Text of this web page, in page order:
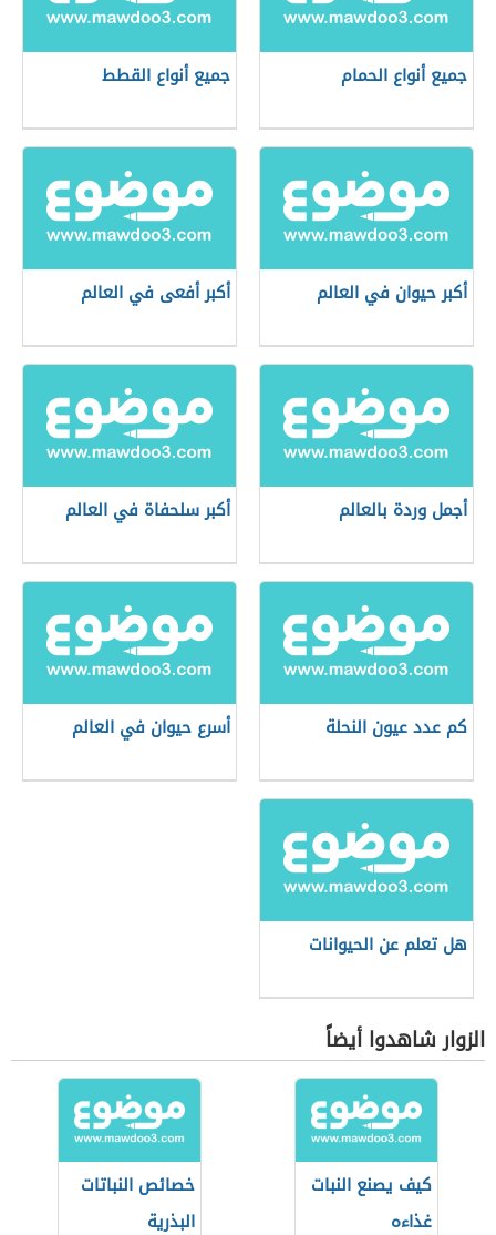
جميع أنواع الحمام جميع أنواع القطط
أكبر حيوان في العالم أكبر أفعى في العالم
أجمل وردة بالعالم أكبر سلحفاة في العالم
كم عدد عيون النحلة أسرع حيوان في العالم
هل تعلم عن الحيوانات
الزوار شاهدوا أيضاً
كيف يصنع النبات
غذاءه
خصائص النباتات
البذرية